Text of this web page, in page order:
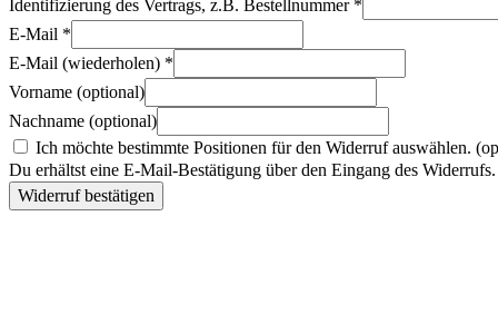
Identifizierung des Vertrags, z.B. Bestellnummer *
E-Mail *
E-Mail (wiederholen) *
Vorname (optional)
Nachname (optional)
Ich möchte bestimmte Positionen für den Widerruf auswählen.
Du erhältst eine E-Mail-Bestätigung über den Eingang des
Widerruf bestätigen